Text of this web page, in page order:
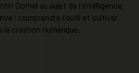
Dornel au sujet de l'intelligence
: comprendre l'outil et cultiver
la création numérique.